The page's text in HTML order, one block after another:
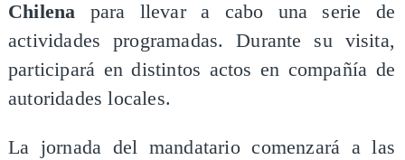
Chilena para llevar a cabo una serie de
actividades programadas. Durante su visita,
participará en distintos actos en compañía de
autoridades locales.
La jornada del mandatario comenzará a las